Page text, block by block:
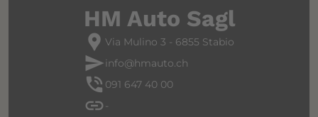
HM Auto Sagl
location_pin Via Mulino 3 - 6855 Stabio
sendinfo@hmauto.ch
phone_in_talk 091 647 40 00
link -